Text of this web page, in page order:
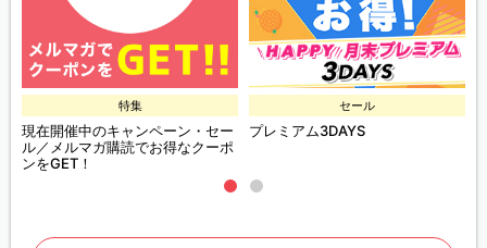
特集
現在開催中のキャンペーン・セー
ル／メルマガ購読でお得なクーポ
ンをGET！
セール
プレミアム3DAYS